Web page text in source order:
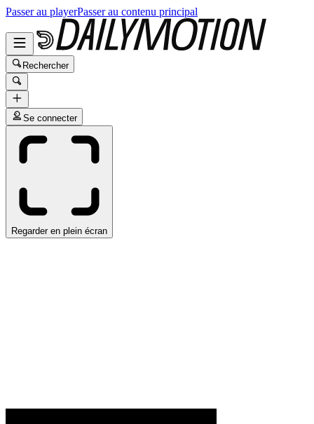
Passer au playerPasser au contenu principal
Rechercher
Se connecter
Regarder en plein écran